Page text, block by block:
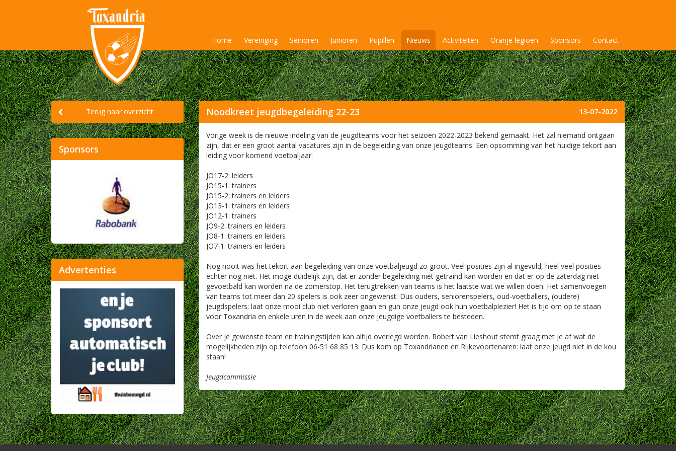
Home Vereniging Senioren Junioren Pupillen Nieuws Activiteiten Oranje legioen Sponsors Contact
Noodkreet jeugdbegeleiding 22-23 13-07-2022
Vorige week is de nieuwe indeling van de jeugdteams voor het seizoen 2022-2023 bekend gemaakt. Het zal niemand ontgaan
zijn, dat er een groot aantal vacatures zijn in de begeleiding van onze jeugdteams. Een opsomming van het huidige tekort aan
leiding voor komend voetbaljaar:
JO17-2: leiders
JO15-1: trainers
JO15-2: trainers en leiders
JO13-1: trainers en leiders
JO12-1: trainers
JO9-2: trainers en leiders
JO8-1: trainers en leiders
JO7-1: trainers en leiders
Nog nooit was het tekort aan begeleiding van onze voetbaljeugd zo groot. Veel posities zijn al ingevuld, heel veel posities
echter nog niet. Het moge duidelijk zijn, dat er zonder begeleiding niet getraind kan worden en dat er op de zaterdag niet
gevoetbald kan worden na de zomerstop. Het terugtrekken van teams is het laatste wat we willen doen. Het samenvoegen
van teams tot meer dan 20 spelers is ook zeer ongewenst. Dus ouders, seniorenspelers, oud-voetballers, (oudere)
jeugdspelers: laat onze mooi club niet verloren gaan en gun onze jeugd ook hun voetbalplezier! Het is tijd om op te staan
voor Toxandria en enkele uren in de week aan onze jeugdige voetballers te besteden.
Over je gewenste team en trainingstijden kan altijd overlegd worden. Robert van Lieshout stemt graag met je af wat de
mogelijkheden zijn op telefoon 06-51 68 85 13. Dus kom op Toxandrianen en Rijkevoortenaren: laat onze jeugd niet in de kou
staan!
Jeugdcommissie
Terug naar overzicht
Sponsors
Advertenties